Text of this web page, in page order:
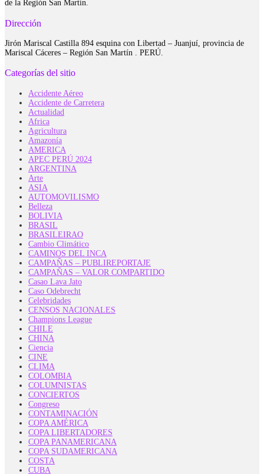
de la Región San Martín.
Dirección
Jirón Mariscal Castilla 894 esquina con Libertad – Juanjuí, provincia de
Mariscal Cáceres – Región San Martín . PERÚ.
Categorías del sitio
Accidente Aéreo
Accidente de Carretera
Actualidad
Africa
Agricultura
Amazonía
AMERICA
APEC PERÚ 2024
ARGENTINA
Arte
ASIA
AUTOMOVILISMO
Belleza
BOLIVIA
BRASIL
BRASILEIRAO
Cambio Climático
CAMINOS DEL INCA
CAMPAÑAS – PUBLIREPORTAJE
CAMPAÑAS – VALOR COMPARTIDO
Casao Lava Jato
Caso Odebrecht
Celebridades
CENSOS NACIONALES
Champions League
CHILE
CHINA
Ciencia
CINE
CLIMA
COLOMBIA
COLUMNISTAS
CONCIERTOS
Congreso
CONTAMINACIÓN
COPA AMÉRICA
COPA LIBERTADORES
COPA PANAMERICANA
COPA SUDAMERICANA
COSTA
CUBA